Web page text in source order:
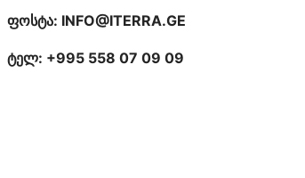
ფოსტა: INFO@ITERRA.GE
ტელ: +995 558 07 09 09